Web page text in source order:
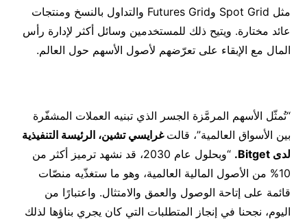
مثل Spot Grid وFutures Grid والتداول بالنسخ ومنتجات
عائد مختارة. ويتيح ذلك للمستخدمين وسائل أكثر لإدارة رأس
المال مع الإبقاء على تعرّضهم لأصول الأسهم حول العالم.
“تُمثّل الأسهم المرمَّزة الجسر الذي تبنيه العملات المشفّرة
بين الأسواق العالمية”، قالت غرايسي تشين، الرئيسة التنفيذية
لدى Bitget.
“وبحلول عام 2030، قد نشهد ترميز أكثر من
10% من الأصول المالية العالمية، وهو ما ستغذّيه منصّات
قائمة على إتاحة الوصول والعمق والامتثال. واعتبارًا من
اليوم، نجحنا في إنجاز المتطلبات التي كان يجري بناؤها لذلك